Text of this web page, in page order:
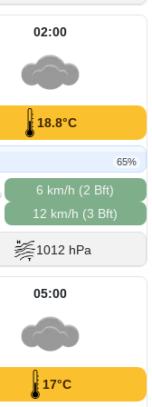
02:00
18.8°C
65%
6 km/h (2 Bft)
12 km/h (3 Bft)
1012 hPa
05:00
17°C